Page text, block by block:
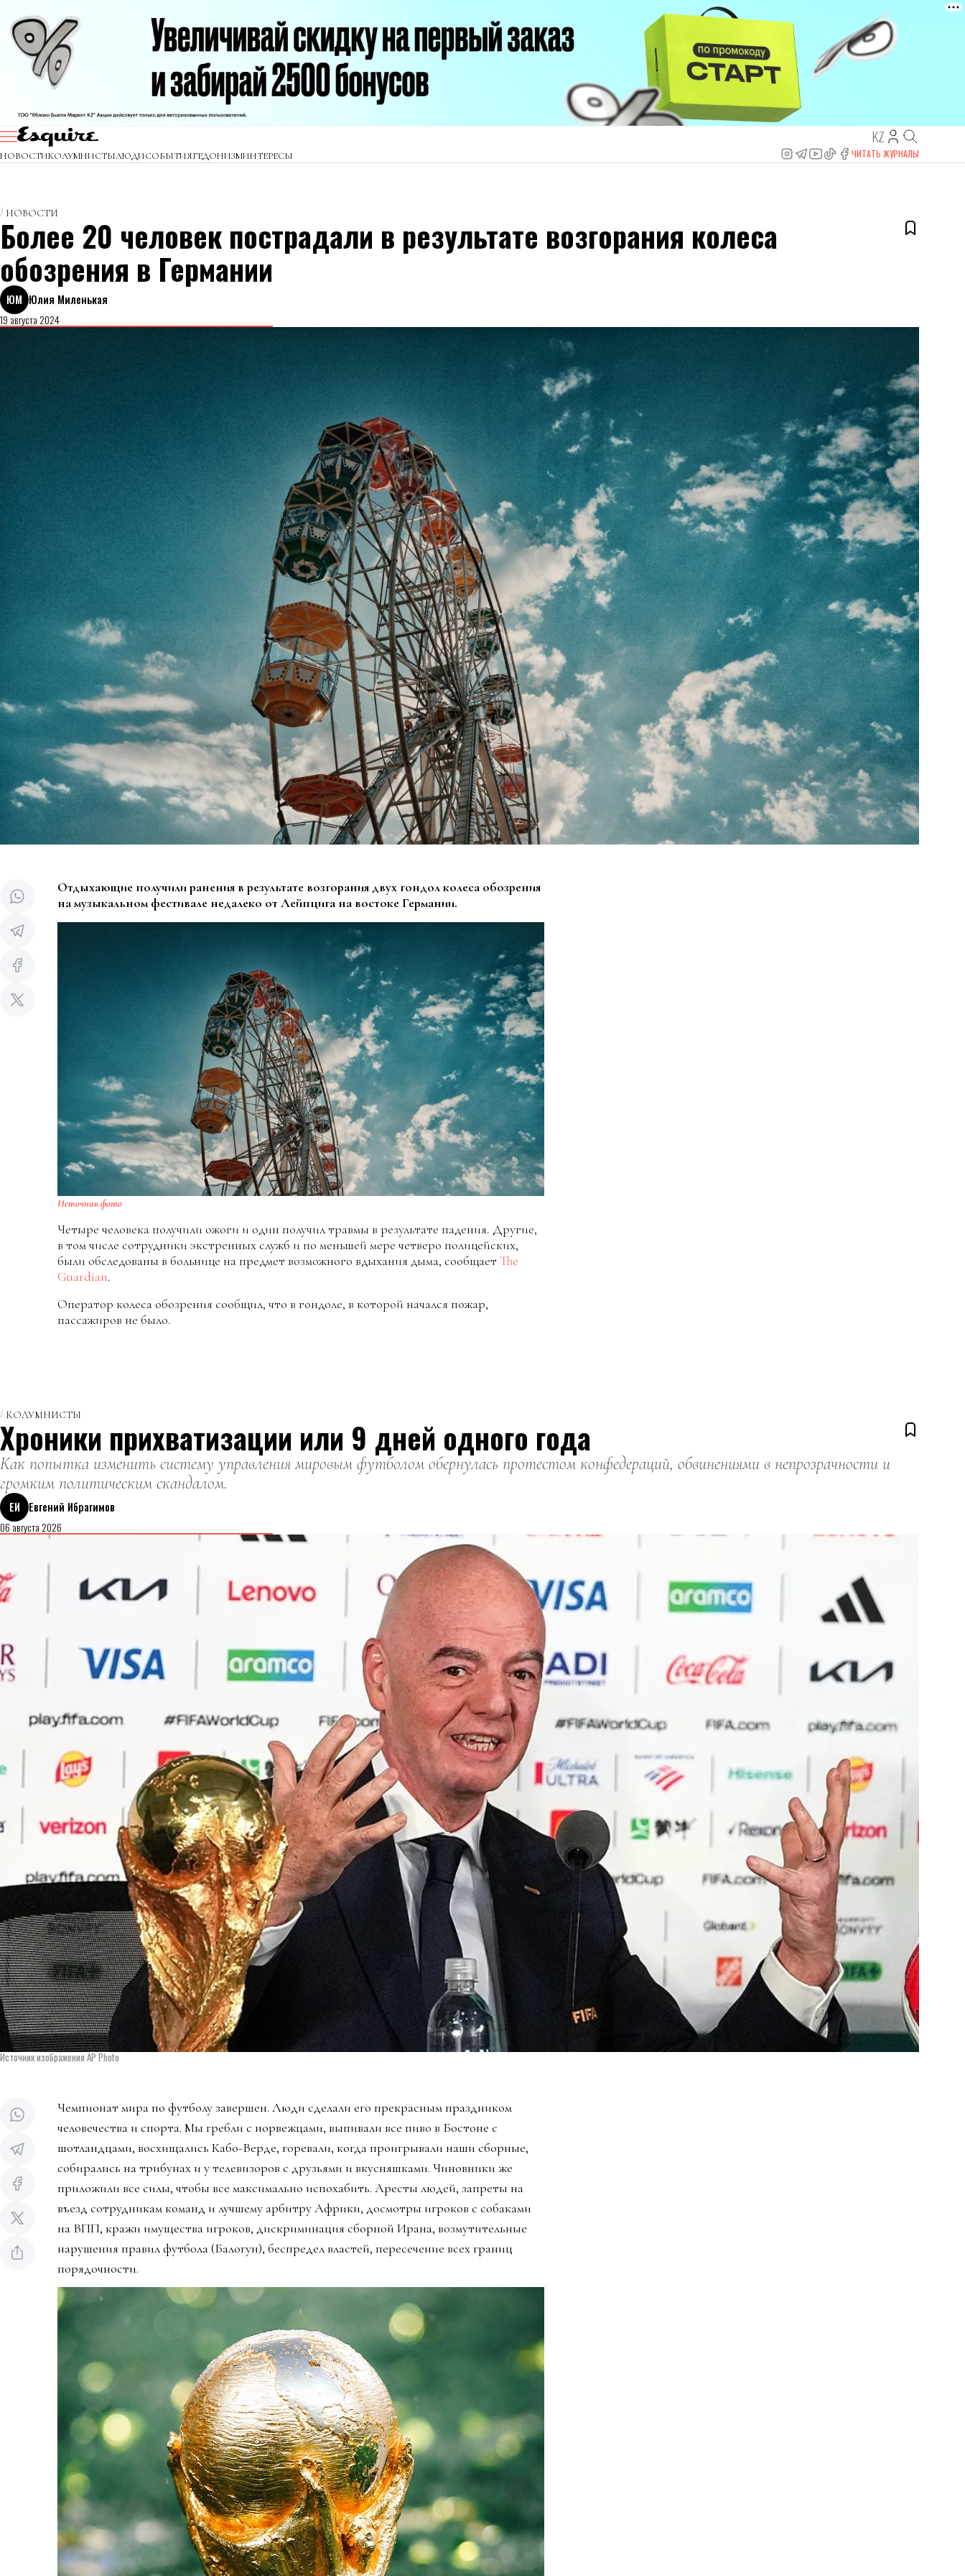
KZ
НОВОСТИКОЛУМНИСТЫЛЮДИСОБЫТИЯГЕДОНИЗМИНТЕРЕСЫ ЧИТАТЬ ЖУРНАЛЫ
НОВОСТИ
Более 20 человек пострадали в результате возгорания колеса
обозрения в Германии
ЮМ Юлия Миленькая
19 августа 2024
Отдыхающие получили ранения в результате возгорания двух гондол колеса обозрения
на музыкальном фестивале недалеко от Лейпцига на востоке Германии.
Источник фото
Четыре человека получили ожоги и один получил травмы в результате падения. Другие,
в том числе сотрудники экстренных служб и по меньшей мере четверо полицейских,
были обследованы в больнице на предмет возможного вдыхания дыма, сообщает The
Guardian.
Оператор колеса обозрения сообщил, что в гондоле, в которой начался пожар,
пассажиров не было.
КОЛУМНИСТЫ
Хроники прихватизации или 9 дней одного года
Как попытка изменить систему управления мировым футболом обернулась протестом конфедераций, обвинениями в непрозрачности и
громким политическим скандалом.
ЕИ
Евгений Ибрагимов
06 августа 2026
Источник изображения AP Photo
Чемпионат мира по футболу завершен. Люди сделали его прекрасным праздником
человечества и спорта. Мы гребли с норвежцами, выпивали все пиво в Бостоне с
шотландцами, восхищались Кабо-Верде, горевали, когда проигрывали наши сборные,
собирались на трибунах и у телевизоров с друзьями и вкусняшками. Чиновники же
приложили все силы, чтобы все максимально испохабить. Аресты людей, запреты на
въезд сотрудникам команд и лучшему арбитру Африки, досмотры игроков с собаками
на ВПП, кражи имущества игроков, дискриминация сборной Ирана, возмутительные
нарушения правил футбола (Балогун), беспредел властей, пересечение всех границ
порядочности.